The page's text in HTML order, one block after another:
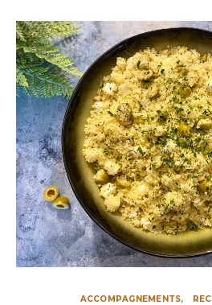
ACCOMPAGNEMENTS